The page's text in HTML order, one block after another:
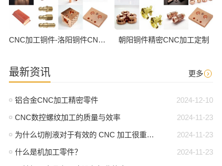
CNC加工铜件-洛阳铜件CNC批量加工 朝阳铜件精密CNC加工定制
最新资讯 更多
2024-12-10
铝合金CNC加工精密零件
2024-11-23
CNC数控螺纹加工的质量与效率
2024-11-23
为什么切削液对于有效的 CNC 加工很重要？
2024-11-23
什么是机加工零件？